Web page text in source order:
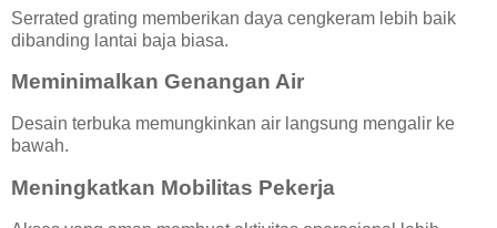
Serrated grating memberikan daya cengkeram lebih baik
dibanding lantai baja biasa.
Meminimalkan Genangan Air
Desain terbuka memungkinkan air langsung mengalir ke
bawah.
Meningkatkan Mobilitas Pekerja